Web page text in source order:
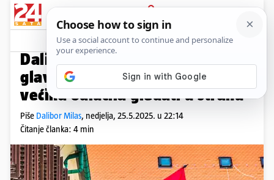
PRIJAVA
Kolumne Komentari
KOLUMNA TEOLOGA PLUS+
Dalibor Milas: Zlo je ušlo na
glavna vrata, jer je pristojna
većina odlučila gledati u stranu
Piše Dalibor Milas, nedjelja, 25.5.2025. u 22:14
Čitanje članka: 4 min